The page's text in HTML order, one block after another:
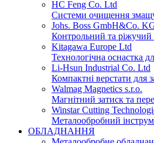
HC Feng Co. Ltd
Системи очищення
Johs. Boss GmbH&Co.
Контрольний та ріжучий
Kitagawa Europe Ltd
Технологічна оснастка
Li-Hsun Industrial Co. Ltd
Компактні верстати для
Walmag Magnetics s.r.o.
Магнітний затиск та
Winstar Cutting
Металообробний
ОБЛАДНАННЯ